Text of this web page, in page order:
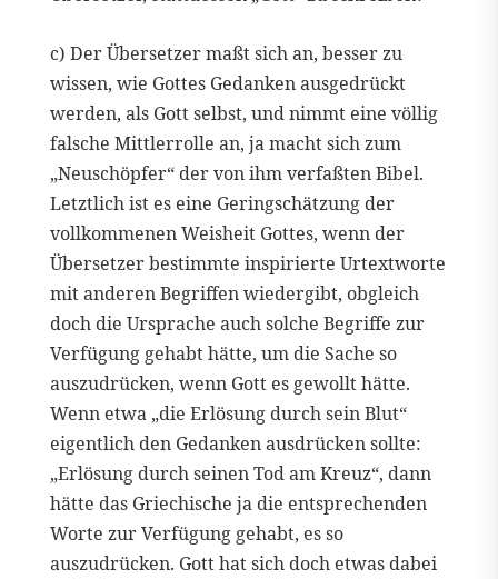
c) Der Übersetzer maßt sich an, besser zu
wissen, wie Gottes Gedanken ausgedrückt
werden, als Gott selbst, und nimmt eine völlig
falsche Mittlerrolle an, ja macht sich zum
„Neuschöpfer“ der von ihm verfaßten Bibel.
Letztlich ist es eine Geringschätzung der
vollkommenen Weisheit Gottes, wenn der
Übersetzer bestimmte inspirierte Urtextworte
mit anderen Begriffen wiedergibt, obgleich
doch die Ursprache auch solche Begriffe zur
Verfügung gehabt hätte, um die Sache so
auszudrücken, wenn Gott es gewollt hätte.
Wenn etwa „die Erlösung durch sein Blut“
eigentlich den Gedanken ausdrücken sollte:
„Erlösung durch seinen Tod am Kreuz“, dann
hätte das Griechische ja die entsprechenden
Worte zur Verfügung gehabt, es so
auszudrücken. Gott hat sich doch etwas dabei